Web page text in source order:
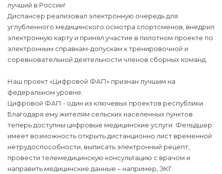
лучший в России!
Диспансер реализовал электронную очередь для
углубленного медицинского осмотра спортсменов, внедрил
электронную карту и принял участие в пилотном проекте по
электронным справкам-допускам к тренировочной и
соревновательной деятельности членов сборных команд.
Наш проект «Цифровой ФАП» признан лучшим на
федеральном уровне.
Цифровой ФАП - один из ключевых проектов республики.
Благодаря ему жителям сельских населенных пунктов
теперь доступны цифровые медицинские услуги. Фельдшер
имеет возможность открыть дистанционно лист временной
нетрудоспособности, выписать электронный рецепт,
провести телемедицинскую консультацию с врачом и
направить медицинские данные – например, ЭКГ.